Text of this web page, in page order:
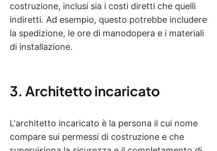
costruzione, inclusi sia i costi diretti che quelli
indiretti. Ad esempio, questo potrebbe includere
la spedizione, le ore di manodopera e i materiali
di installazione.
3. Architetto incaricato
L'architetto incaricato è la persona il cui nome
compare sui permessi di costruzione e che